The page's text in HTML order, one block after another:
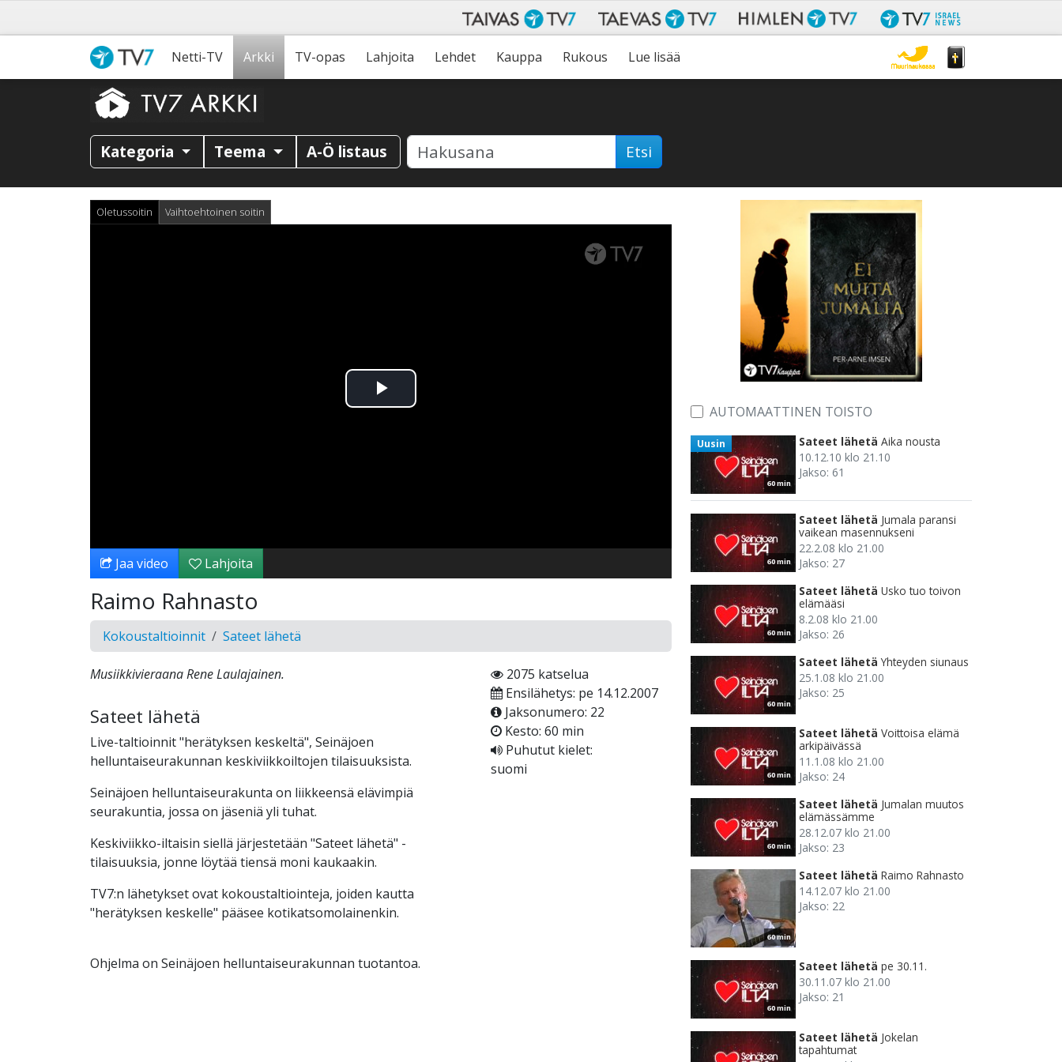
Netti-TV Arkki TV-opas Lahjoita Lehdet Kauppa Rukous Lue lisää
Kategoria Teema A-Ö listaus Etsi
Oletussoitin Vaihtoehtoinen soitin
Toista
Jaa video Lahjoita
Raimo Rahnasto
Kokoustaltioinnit Sateet lähetä
Musiikkivieraana Rene Laulajainen.
Sateet lähetä
Live-taltioinnit "herätyksen keskeltä", Seinäjoen
helluntaiseurakunnan keskiviikkoiltojen tilaisuuksista.
Seinäjoen helluntaiseurakunta on liikkeensä elävimpiä
seurakuntia, jossa on jäseniä yli tuhat.
Keskiviikko-iltaisin siellä järjestetään "Sateet lähetä" -
tilaisuuksia, jonne löytää tiensä moni kaukaakin.
TV7:n lähetykset ovat kokoustaltiointeja, joiden kautta
"herätyksen keskelle" pääsee kotikatsomolainenkin.
Ohjelma on Seinäjoen helluntaiseurakunnan tuotantoa.
2075 katselua
Ensilähetys: pe 14.12.2007
Jaksonumero: 22
Kesto: 60 min
Puhutut kielet:
suomi
AUTOMAATTINEN TOISTO
60 min
Uusin Sateet lähetä Aika nousta
10.12.10 klo 21.10
Jakso: 61
60 min
Sateet lähetä Jumala paransi
vaikean masennukseni
22.2.08 klo 21.00
Jakso: 27
60 min
Sateet lähetä Usko tuo toivon
elämääsi
8.2.08 klo 21.00
Jakso: 26
60 min
Sateet lähetä Yhteyden siunaus
25.1.08 klo 21.00
Jakso: 25
60 min
Sateet lähetä Voittoisa elämä
arkipäivässä
11.1.08 klo 21.00
Jakso: 24
60 min
Sateet lähetä Jumalan muutos
elämässämme
28.12.07 klo 21.00
Jakso: 23
60 min
Sateet lähetä Raimo Rahnasto
14.12.07 klo 21.00
Jakso: 22
60 min
Sateet lähetä pe 30.11.
30.11.07 klo 21.00
Jakso: 21
Sateet lähetä Jokelan
tapahtumat